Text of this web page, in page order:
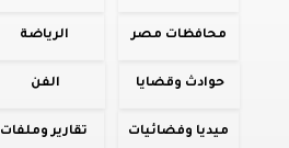
محافظات مصر الرياضة
حوادث وقضايا الفن
ميديا وفضائيات تقارير وملفات